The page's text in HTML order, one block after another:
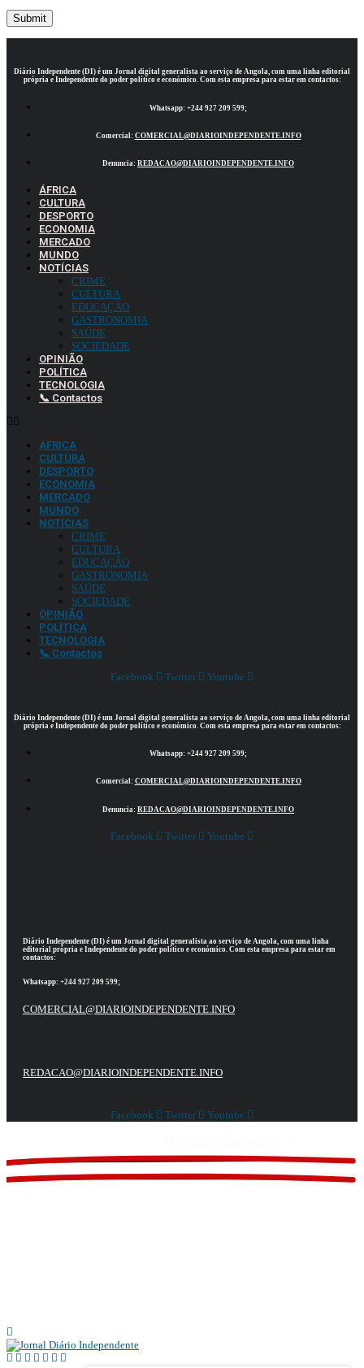
Diário Independente (DI) é um Jornal digital generalista ao serviço de Angola, com uma linha editorial
própria e Independente do poder político e económico. Com esta empresa para estar em contactos:
Whatsapp: +244 927 209 599;
Comercial: COMERCIAL@DIARIOINDEPENDENTE.INFO
Denuncia: REDACAO@DIARIOINDEPENDENTE.INFO
ÁFRICA
CULTURA
DESPORTO
ECONOMIA
MERCADO
MUNDO
NOTÍCIAS
CRIME
CULTURA
EDUCAÇÃO
GASTRONOMIA
SAÚDE
SOCIEDADE
OPINIÃO
POLÍTICA
TECNOLOGIA
📞 Contactos
ÁFRICA
CULTURA
DESPORTO
ECONOMIA
MERCADO
MUNDO
NOTÍCIAS
CRIME
CULTURA
EDUCAÇÃO
GASTRONOMIA
SAÚDE
SOCIEDADE
OPINIÃO
POLÍTICA
TECNOLOGIA
📞 Contactos
Facebook
Twitter Youtube
Diário Independente (DI) é um Jornal digital generalista ao serviço de Angola, com uma linha editorial
própria e Independente do poder político e económico. Com esta empresa para estar em contactos:
Whatsapp: +244 927 209 599;
Comercial: COMERCIAL@DIARIOINDEPENDENTE.INFO
Denuncia: REDACAO@DIARIOINDEPENDENTE.INFO
Facebook Twitter Youtube
Diário Independente (DI) é um Jornal digital generalista ao serviço de Angola, com uma linha
editorial própria e Independente do poder político e económico. Com esta empresa para estar em
contactos:
Whatsapp: +244 927 209 599;
COMERCIAL@DIARIOINDEPENDENTE.INFO
REDACAO@DIARIOINDEPENDENTE.INFO
Facebook Twitter Youtube